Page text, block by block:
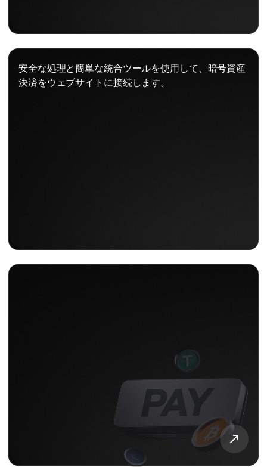
安全な処理と簡単な統合ツールを使用して、暗号資産
決済をウェブサイトに接続します。